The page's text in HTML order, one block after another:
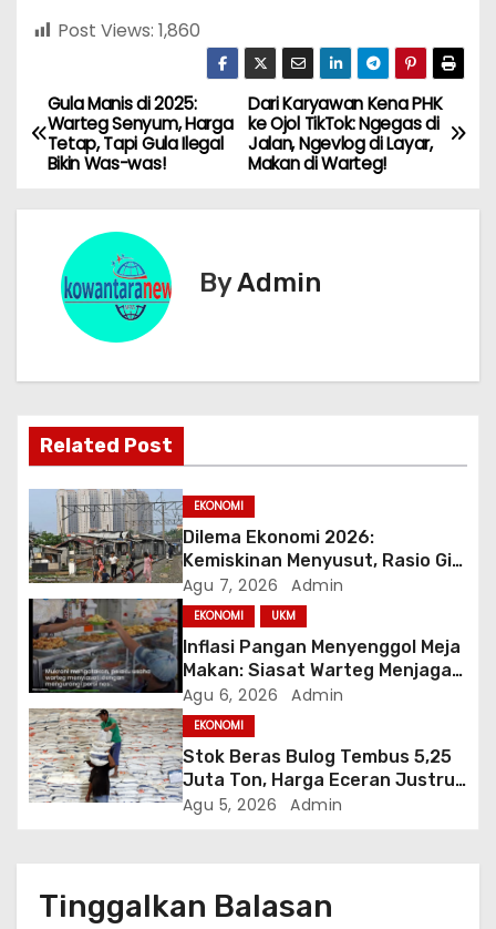
Post Views: 1,860
N
a
v
s
p
o
s
Dari Karyawan Kena PHK
ke Ojol TikTok: Ngegas di
Jalan, Ngevlog di Layar,
Makan di Warteg!
Gula Manis di 2025:
Warteg Senyum, Harga
Tetap, Tapi Gula Ilegal
Bikin Was-was!
ByAdmin
Related Post
EKONOMI
Dilema Ekonomi 2026:
Kemiskinan Menyusut, Rasio Gini
Mendorong Kesenjangan
Agu 7, 2026 Admin
EKONOMI UKM
Inflasi Pangan Menyenggol Meja
Makan: Siasat Warteg Menjaga
Harga Tetap Terjangkau
Agu 6, 2026 Admin
EKONOMI
Stok Beras Bulog Tembus 5,25
Juta Ton, Harga Eceran Justru
Naik 7 Bulan Berturut-Turut
Agu 5, 2026 Admin
Tinggalkan Balasan